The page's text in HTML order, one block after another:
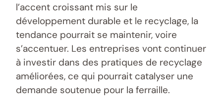
l’accent croissant mis sur le
développement durable et le recyclage, la
tendance pourrait se maintenir, voire
s’accentuer. Les entreprises vont continuer
à investir dans des pratiques de recyclage
améliorées, ce qui pourrait catalyser une
demande soutenue pour la ferraille.